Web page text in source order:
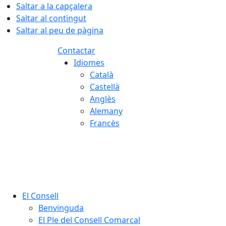
Saltar a la capçalera
Saltar al contingut
Saltar al peu de pàgina
Contactar
Idiomes
Català
Castellà
Anglès
Alemany
Francès
El Consell
Benvinguda
El Ple del Consell Comarcal